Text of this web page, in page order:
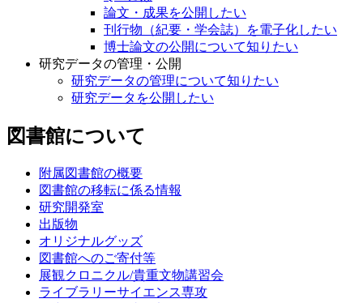
論文・成果を公開したい
刊行物（紀要・学会誌）を電子化したい
博士論文の公開について知りたい
研究データの管理・公開
研究データの管理について知りたい
研究データを公開したい
図書館について
附属図書館の概要
図書館の移転に係る情報
研究開発室
出版物
オリジナルグッズ
図書館へのご寄付等
展観クロニクル/貴重文物講習会
ライブラリーサイエンス専攻